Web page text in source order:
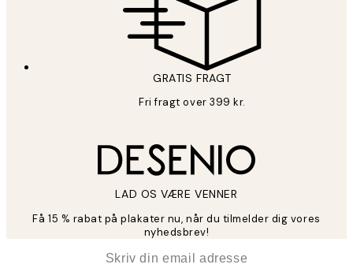
GRATIS FRAGT
Fri fragt over 399 kr.
LAD OS VÆRE VENNER
Få 15 % rabat på plakater nu, når du tilmelder dig vores
nyhedsbrev!